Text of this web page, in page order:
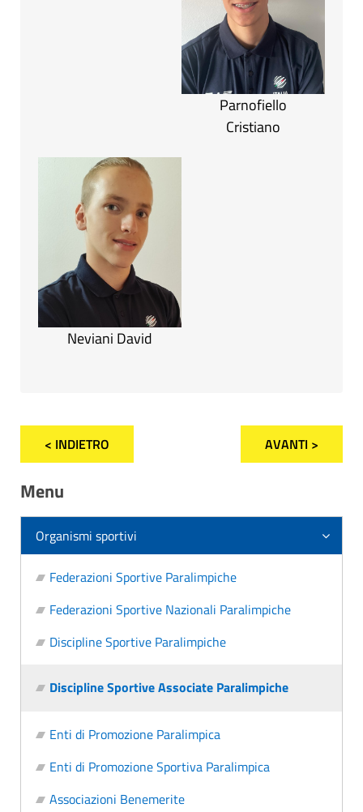
Parnofiello
Cristiano
Neviani David
< INDIETRO AVANTI >
Menu
Organismi sportivi
Federazioni Sportive Paralimpiche
Federazioni Sportive Nazionali Paralimpiche
Discipline Sportive Paralimpiche
Discipline Sportive Associate Paralimpiche
Enti di Promozione Paralimpica
Enti di Promozione Sportiva Paralimpica
Associazioni Benemerite